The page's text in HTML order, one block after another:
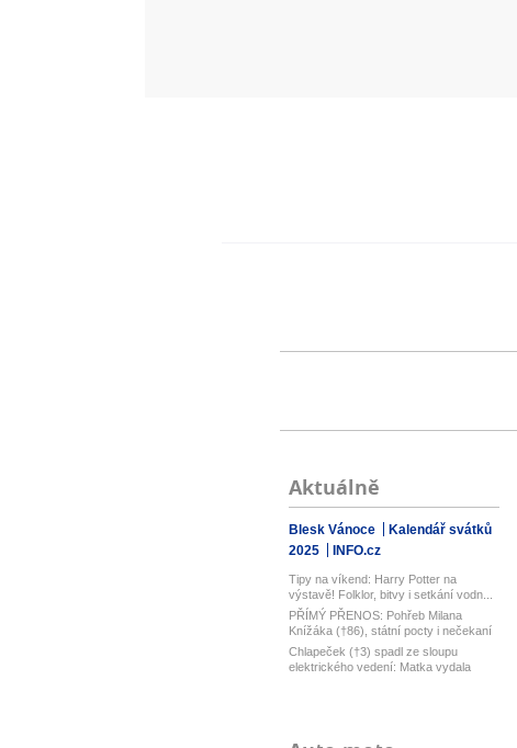
Aktuálně
Blesk Vánoce
Kalendář svátků
2025
INFO.cz
Tipy na víkend: Harry Potter na
výstavě! Folklor, bitvy i setkání vodn...
PŘÍMÝ PŘENOS: Pohřeb Milana
Knížáka (†86), státní pocty i nečekaní
řeč...
Chlapeček (†3) spadl ze sloupu
elektrického vedení: Matka vydala